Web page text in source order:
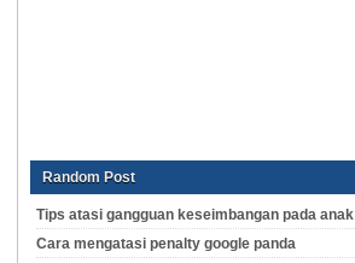
Random Post
Tips atasi gangguan keseimbangan pada anak
Cara mengatasi penalty google panda